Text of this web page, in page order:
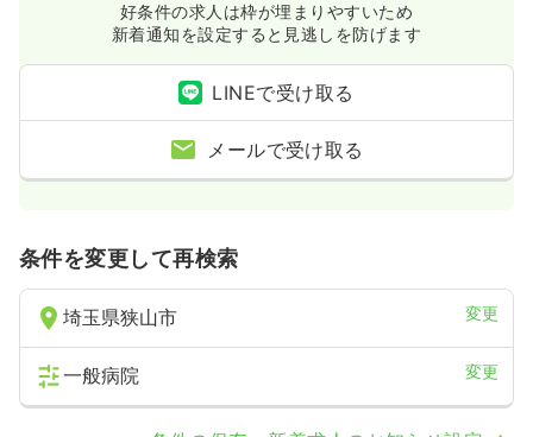
好条件の求人は枠が埋まりやすいため
新着通知を設定すると見逃しを防げます
LINEで受け取る
メールで受け取る
条件を変更して再検索
埼玉県狭山市 変更
一般病院 変更